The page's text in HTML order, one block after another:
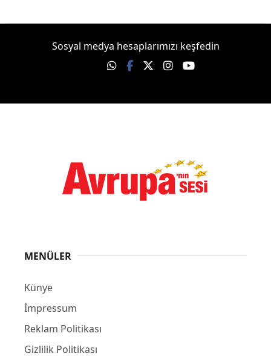
Sosyal medya hesaplarımızı keşfedin
MENÜLER
Künye
İmpressum
Reklam Politikası
Gizlilik Politikası